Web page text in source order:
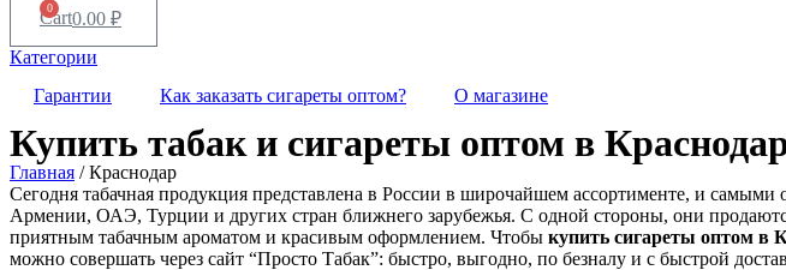
0.00 ₽
0
Cart
Категории
Гарантии
Как заказать сигареты оптом? О магазине
Купить табак и сигареты оптом в
Главная / Краснодар
Сегодня табачная продукция представлена в России в широчайшем ассортименте, и
Армении, ОАЭ, Турции и других стран ближнего зарубежья. С одной стороны, они
приятным табачным ароматом и красивым оформлением. Чтобы купить сигареты оптом в
можно совершать через сайт “Просто Табак”: быстро, выгодно, по безналу и с быстрой